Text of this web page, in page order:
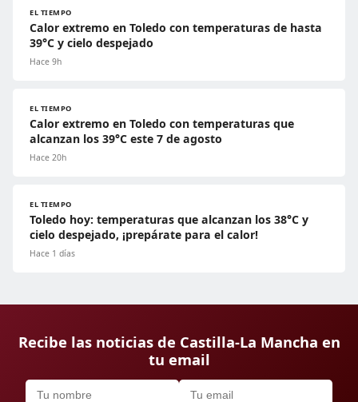
EL TIEMPO
Calor extremo en Toledo con temperaturas de hasta
39°C y cielo despejado
Hace 9h
EL TIEMPO
Calor extremo en Toledo con temperaturas que
alcanzan los 39°C este 7 de agosto
Hace 20h
EL TIEMPO
Toledo hoy: temperaturas que alcanzan los 38°C y
cielo despejado, ¡prepárate para el calor!
Hace 1 días
Recibe las noticias de Castilla-La Mancha en
tu email